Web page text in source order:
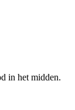
in het midden.